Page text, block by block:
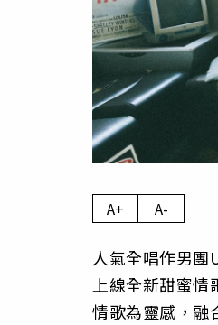
A+ A-
人氣全唱作男
上線全新甜蜜
情歌為靈感，融